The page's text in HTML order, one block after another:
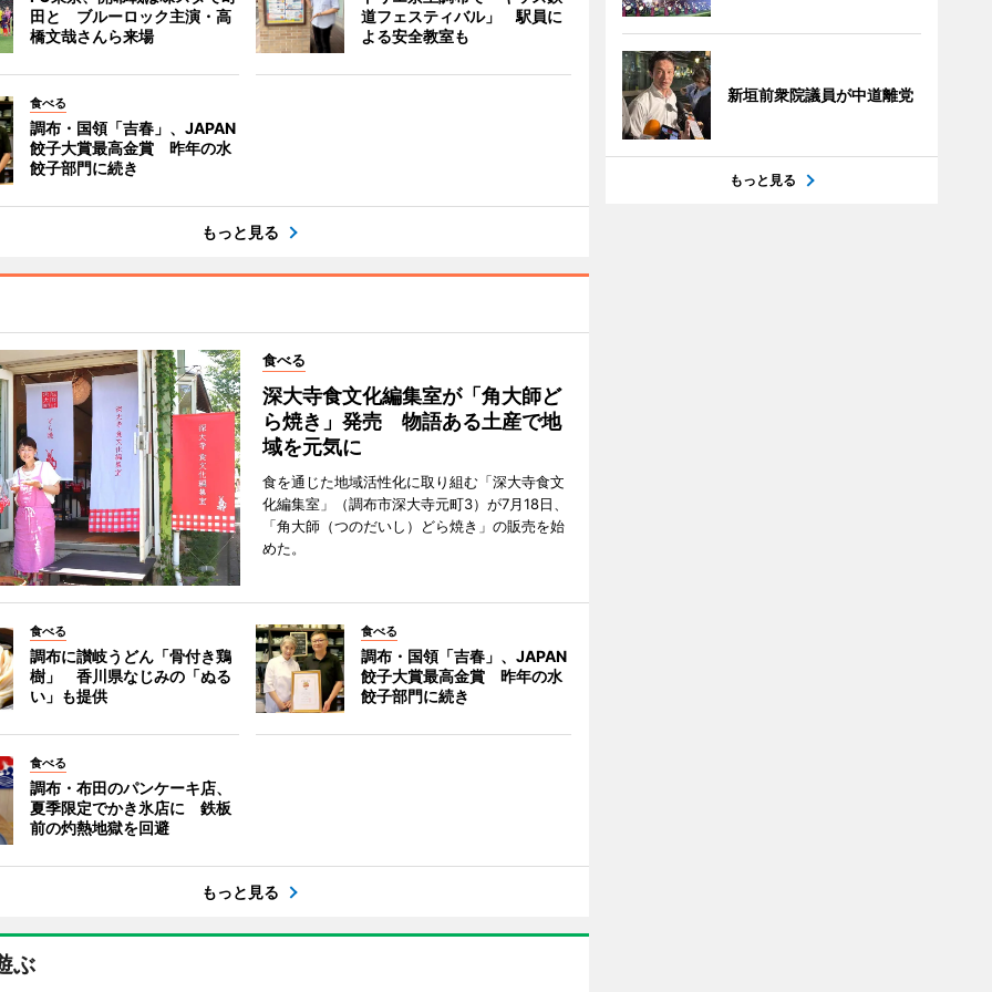
田と ブルーロック主演・高
橋文哉さんら来場
道フェスティバル」 駅員に
よる安全教室も
食べる
調布・国領「吉春」、JAPAN
餃子大賞最高金賞 昨年の水
餃子部門に続き
もっと見る
食べる
深大寺食文化編集室が「角大師ど
ら焼き」発売 物語ある土産で地
域を元気に
食を通じた地域活性化に取り組む「深大寺食文
化編集室」（調布市深大寺元町3）が7月18日、
「角大師（つのだいし）どら焼き」の販売を始
めた。
食べる
調布に讃岐うどん「骨付き鶏
樹」 香川県なじみの「ぬる
い」も提供
食べる
調布・国領「吉春」、JAPAN
餃子大賞最高金賞 昨年の水
餃子部門に続き
食べる
調布・布田のパンケーキ店、
夏季限定でかき氷店に 鉄板
前の灼熱地獄を回避
もっと見る
ぶ
新垣前衆院議員が中道離党
もっと見る